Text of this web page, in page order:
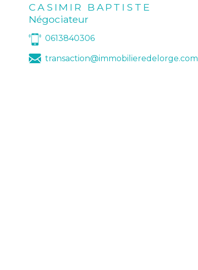
CASIMIR BAPTISTE
Négociateur
0613840306
transaction@immobilieredelorge.com